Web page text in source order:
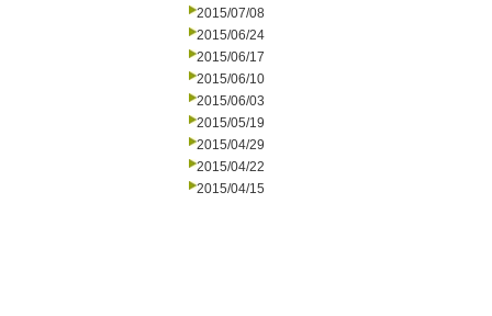
2015/07/08
2015/06/24
2015/06/17
2015/06/10
2015/06/03
2015/05/19
2015/04/29
2015/04/22
2015/04/15